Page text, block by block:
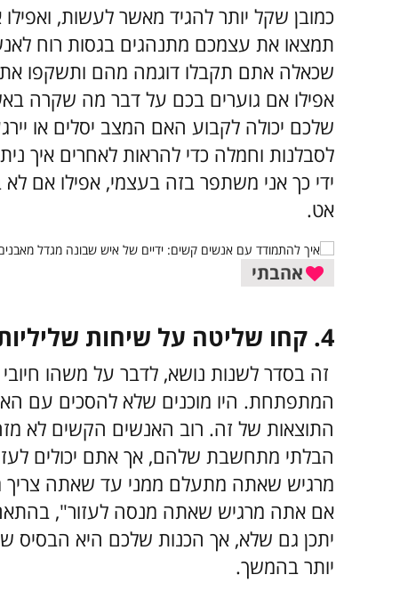
כמובן שקל יותר להגיד מאשר לעשות,
תמצאו את עצמכם מתנהגים בגסות רוח
שכאלה אתם תקבלו דוגמה מהם ותשקפו
אפילו אם גוערים בכם על דבר מה שקרה
שלכם יכולה לקבוע האם המצב יסלים או
לסבלנות וחמלה כדי להראות לאחרים איך
ידי כך אני משתפר בזה בעצמי, אפילו אם
אט.
אהבתי
4. קחו שליטה על שיחות שליליות, והטו אותן לכיוון חיובי יותר
זה בסדר לשנות נושא, לדבר על משהו
המתפתחת. היו מוכנים שלא להסכים עם
התוצאות של זה. רוב האנשים הקשים לא
הבלתי מתחשבת שלהם, אך אתם יכולים
מרגיש שאתה מתעלם ממני עד שאתה צריך
אם אתה מרגיש שאתה מנסה לעזור", בהתאם
יתכן גם שלא, אך הכנות שלכם היא הבסיס
יותר בהמשך.